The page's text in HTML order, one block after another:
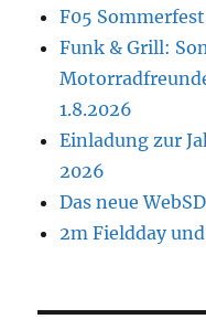
F05
Funk & Grill:
1.8.2026
Einladung zur
2026
Das neue
2m Fieldday